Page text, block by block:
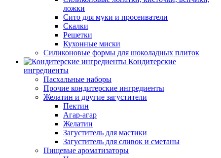
ложки
Сито для муки и просеиватели
Скалки
Решетки
Кухонные миски
Силиконовые формы для шоколадных плиток
Кондитерские
ингредиенты
Пасхальные наборы
Прочие кондитерские ингредиенты
Желатин и другие загустители
Пектин
Агар-агар
Желатин
Загуститель для мастики
Загуститель для сливок и сметаны
Пищевые ароматизаторы